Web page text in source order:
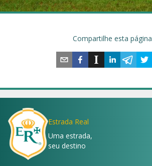
Compartilhe esta página
Estrada Real
Uma estrada,
seu destino